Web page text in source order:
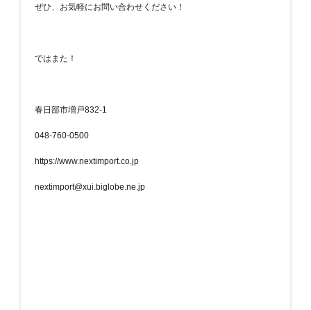
ぜひ、お気軽にお問い合わせください！
ではまた！
春日部市増戸832-1
048-760-0500
https://www.nextimport.co.jp
nextimport@xui.biglobe.ne.jp